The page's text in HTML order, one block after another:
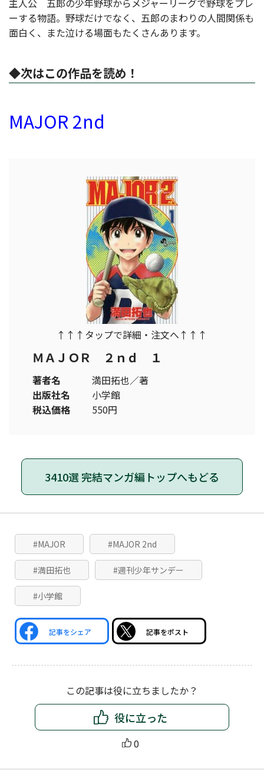
主人公 五郎の少年野球からメジャーリーグで野球をプレ
ーする物語。野球だけでなく、五郎のまわりの人間関係も
面白く、また泣ける場面もたくさんあります。
◆次はこの作品を読め！
MAJOR 2nd
↑↑↑タップで詳細・注文へ↑↑↑
ＭＡＪＯＲ ２ｎｄ １
著者名
満田拓也／著
出版社名
小学館
税込価格
550円
3410選 完結マンガ編トップへもどる
#MAJOR #MAJOR 2nd
#満田拓也 #週刊少年サンデー
#小学館
記事をシェア 記事をポスト
この記事は役に立ちましたか？
役に立った
0